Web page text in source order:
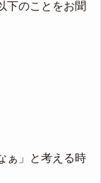
下のことをお聞
ぁ」と考える時